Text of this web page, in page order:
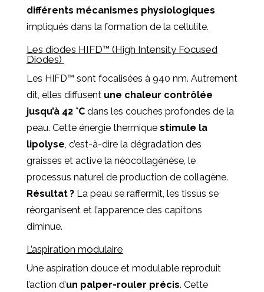
différents mécanismes physiologiques
impliqués dans la formation de la cellulite.
Les diodes HIFD™ (High Intensity Focused
Diodes)
Les HIFD™ sont focalisées à 940 nm. Autrement
dit, elles diffusent une chaleur contrôlée
jusqu’à 42 °Cdans les couches profondes de la
peau. Cette énergie thermique stimule la
lipolyse , c’est-à-dire la dégradation des
graisses et active la néocollagénèse, le
processus naturel de production de collagène.
Résultat ?La peau se raffermit, les tissus se
réorganisent et l’apparence des capitons
diminue.
L’aspiration modulaire
Une aspiration douce et modulable reproduit
l’action d’un palper-rouler précis. Cette